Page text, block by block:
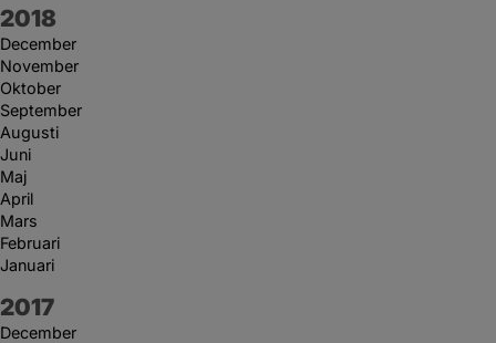
År:
2018
December
November
Oktober
September
Augusti
Juni
Maj
April
Mars
Februari
Januari
År:
2017
December